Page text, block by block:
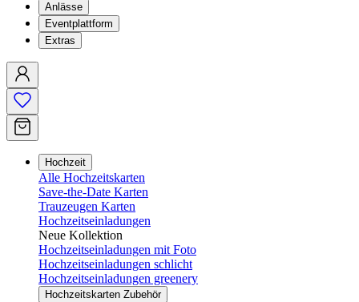
Anlässe
Eventplattform
Extras
Hochzeit
Alle Hochzeitskarten
Save-the-Date Karten
Trauzeugen Karten
Hochzeitseinladungen
Neue Kollektion
Hochzeitseinladungen mit Foto
Hochzeitseinladungen schlicht
Hochzeitseinladungen greenery
Hochzeitskarten Zubehör